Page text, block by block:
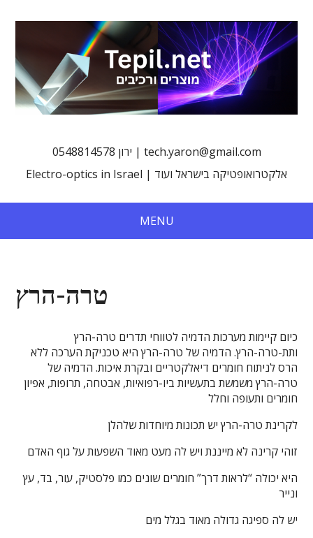
0548814578 ירון | tech.yaron@gmail.com
Electro-optics in Israel | אלקטרואופטיקה בישראל ועוד
MENU
טרה-הרץ
כיום קיימות מערכות הדמיה לטווחי תדרים טרה-הרץ
ותת-טרה-הרץ. הדמיה של טרה-הרץ היא טכניקת הערכה ללא
הרס לניתוח חומרים דיאלקטריים ובקרת איכות. הדמיה של
טרה-הרץ משמשת בתעשיות ביו-רפואיות, אבטחה, תרופות, אפיון
חומרים ותעופה וחלל
לקרינת טרה-הרץ יש תכונות מיוחדות שלהלן
זוהי קרינה לא מייננת ויש לה מעט מאוד השפעות על גוף האדם
היא יכולה “לראות דרך” חומרים שונים כמו פלסטיק, עור, בד, עץ
ונייר
יש לה ספיגה גדולה מאוד בגלל מים